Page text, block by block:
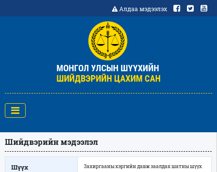
Алдаа мэдээлэх
Шийдвэрийн мэдээлэл
Шүүх Захиргааны хэргийн давж заалдах шатны шүүх